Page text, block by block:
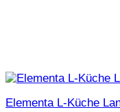
Elementa L-Küche